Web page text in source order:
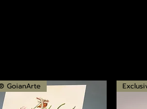
GoianArte